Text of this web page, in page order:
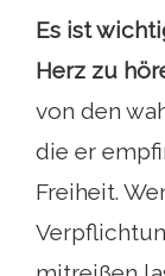
Es ist
Herz zu
von den
die er
Freiheit.